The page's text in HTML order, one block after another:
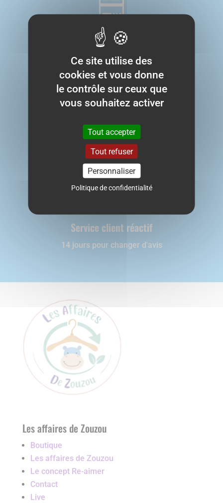

Paiement sécurisé
Avec Stripe

Expédition sous 48h
A partir de 4,90€
Offerte dès 50€

Service client réactif
14 jours pour changer d'avis
Les affaires de Zouzou
Boutique
Les affaires de Zouzou
Le concept Re-aimer
Contact
Live
Ce site utilise des
cookies et vous donne
le contrôle sur ceux que
vous souhaitez activer
Tout accepter
Tout refuser
Personnaliser
Politique de confidentialité